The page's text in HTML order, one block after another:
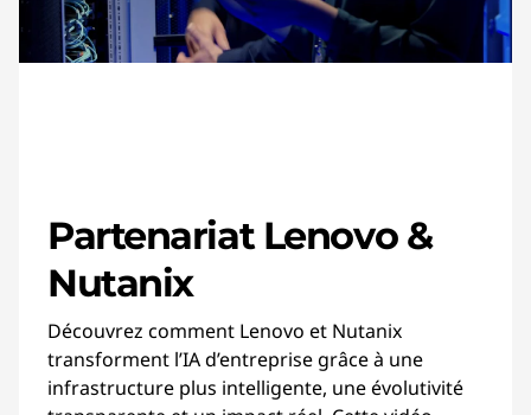
Partenariat Lenovo &
Nutanix
Découvrez comment Lenovo et Nutanix
transforment l’IA d’entreprise grâce à une
infrastructure plus intelligente, une évolutivité